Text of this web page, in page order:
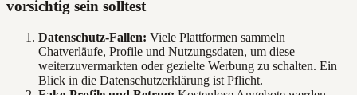
vorsichtig sein solltest
Datenschutz-Fallen: Viele Plattformen sammeln
Chatverläufe, Profile und Nutzungsdaten, um diese
weiterzuvermarkten oder gezielte Werbung zu schalten. Ein
Blick in die Datenschutzerklärung ist Pflicht.